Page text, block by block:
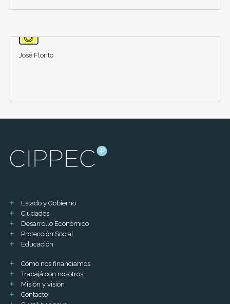
José Florito
Estado y Gobierno
Ciudades
Desarrollo Económico
Protección Social
Educación
Cómo nos financiamos
Trabajá con nosotros
Misión y visión
Contacto